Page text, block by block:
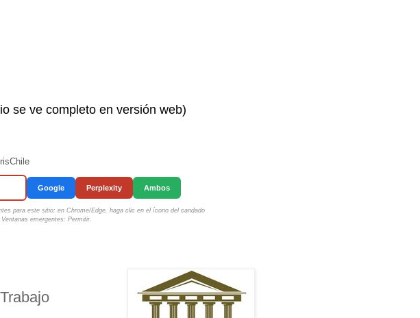
se ve completo en versión web)
Google Perplexity Ambos
para este sitio: en Chrome/Edge, haga clic en el ícono del candado
emergentes: Permitir.